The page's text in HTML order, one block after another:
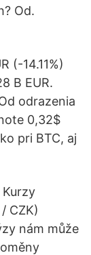
Od.
(-14.11%)
B EUR.
odrazenia
0,32$
pri BTC, aj
CZK)
nám může